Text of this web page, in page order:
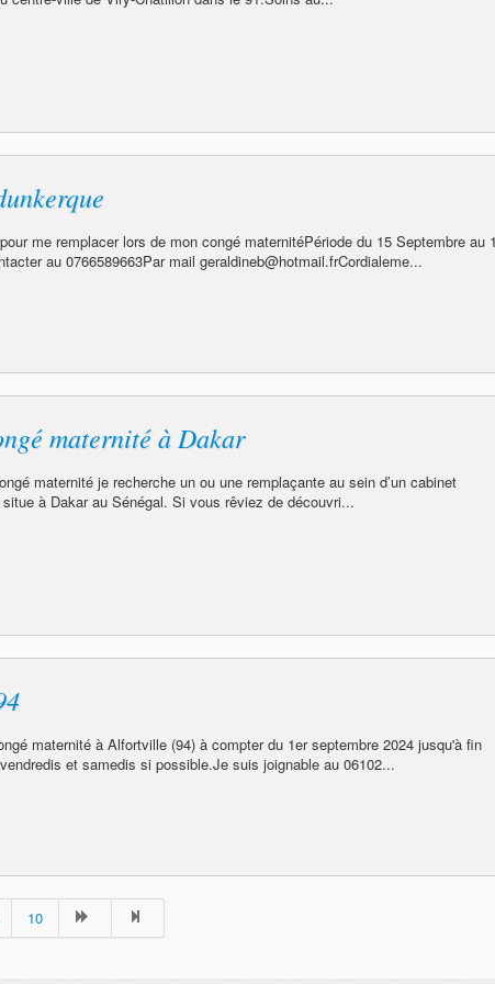
me remplacer lors de mon congé maternitéPériode du 15 Septembre au
au 0766589663Par mail geraldineb@hotmail.frCordialeme...
maternité à Dakar
maternité je recherche un ou une remplaçante au sein d’un cabinet
à Dakar au Sénégal. Si vous rêviez de découvri...
maternité à Alfortville (94) à compter du 1er septembre 2024 jusqu'à fin
et samedis si possible.Je suis joignable au 06102...
10